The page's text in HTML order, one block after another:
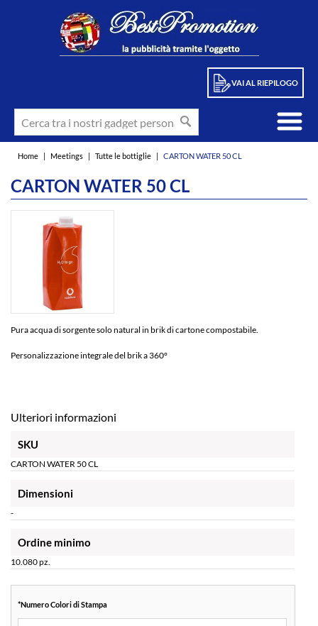
VAI AL RIEPILOGO
Home | Meetings | Tutte le bottiglie | CARTON WATER 50 CL
CARTON WATER 50 CL
Pura acqua di sorgente solo natural in brik di cartone compostabile.
Personalizzazione integrale del brik a 360°
Ulteriori informazioni
SKU
CARTON WATER 50 CL
Dimensioni
-
Ordine minimo
10.080 pz.
*Numero Colori di Stampa